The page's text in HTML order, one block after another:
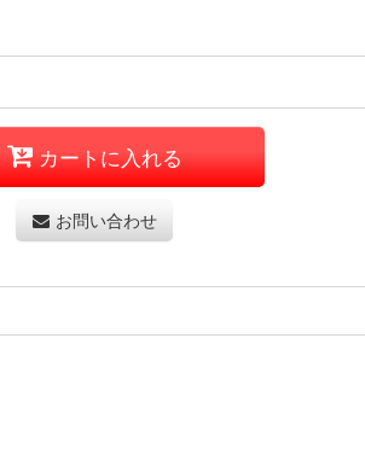
カートに入れる
お問い合わせ